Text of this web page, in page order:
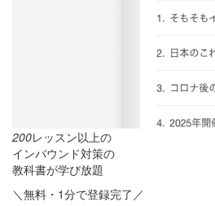
200レッスン以上の
インバウンド対策の
教科書が学び放題
＼無料・1分で登録完了／